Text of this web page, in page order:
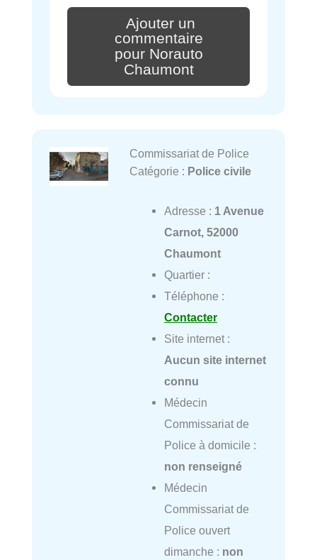
Ajouter un
commentaire
pour Norauto
Chaumont
Commissariat de Police
Catégorie : Police civile
Adresse : 1 Avenue
Carnot, 52000
Chaumont
Quartier :
Téléphone :
Contacter
Site internet :
Aucun site internet
connu
Médecin
Commissariat de
Police à domicile :
non renseigné
Médecin
Commissariat de
Police ouvert
dimanche : non